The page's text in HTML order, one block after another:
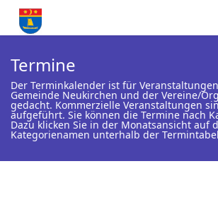
Termine
Der Terminkalender ist für
Gemeinde Neukirchen und der Vereine/
gedacht. Kommerzielle Veranstaltungen
aufgeführt. Sie können die Termine nach
Dazu klicken Sie in der Monatsansicht auf
Kategorienamen unterhalb der